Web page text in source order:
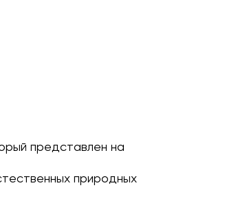
представлен на
природных